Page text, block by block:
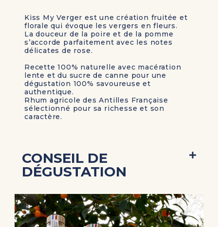
Kiss My Verger est une création fruitée et
florale qui évoque les vergers en fleurs.
La douceur de la poire et de la pomme
s’accorde parfaitement avec les notes
délicates de rose.
Recette 100% naturelle avec macération
lente et du sucre de canne pour une
dégustation 100% savoureuse et
authentique.
Rhum agricole des Antilles Française
sélectionné pour sa richesse et son
caractère.
CONSEIL DE
DÉGUSTATION